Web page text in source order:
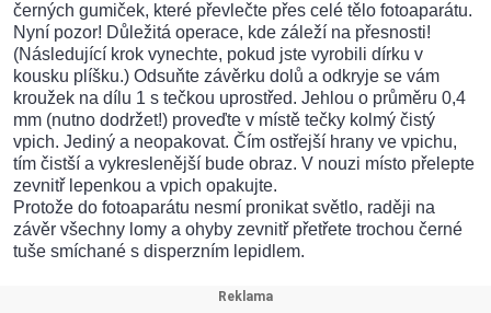
černých gumiček, které převlečte přes celé tělo fotoaparátu.
Nyní pozor! Důležitá operace, kde záleží na přesnosti!
(Následující krok vynechte, pokud jste vyrobili dírku v
kousku plíšku.) Odsuňte závěrku dolů a odkryje se vám
kroužek na dílu 1 s tečkou uprostřed. Jehlou o průměru 0,4
mm (nutno dodržet!) proveďte v místě tečky kolmý čistý
vpich. Jediný a neopakovat. Čím ostřejší hrany ve vpichu,
tím čistší a vykreslenější bude obraz. V nouzi místo přelepte
zevnitř lepenkou a vpich opakujte.
Protože do fotoaparátu nesmí pronikat světlo, raději na
závěr všechny lomy a ohyby zevnitř přetřete trochou černé
tuše smíchané s disperzním lepidlem.